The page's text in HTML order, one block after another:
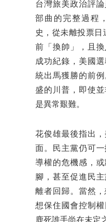
台灣旅美政治評
部曲的完整過程
史，從未離投票日
前「換帥」，且
成功紀錄，美國
統出馬獲勝的前
盛的川普，即使
是異常艱難。
花俊雄最後指出
面。民主黨仍可
導權的危機感，
腳，甚至促進民
離者回歸。當然，
想保住國會控制